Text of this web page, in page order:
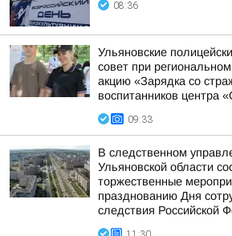
08:36
Ульяновские
совет при
акцию «Зарядка со
воспитанников центра
09:33
В следственном
Ульяновской области
торжественные
празднованию Дня
следствия Российской